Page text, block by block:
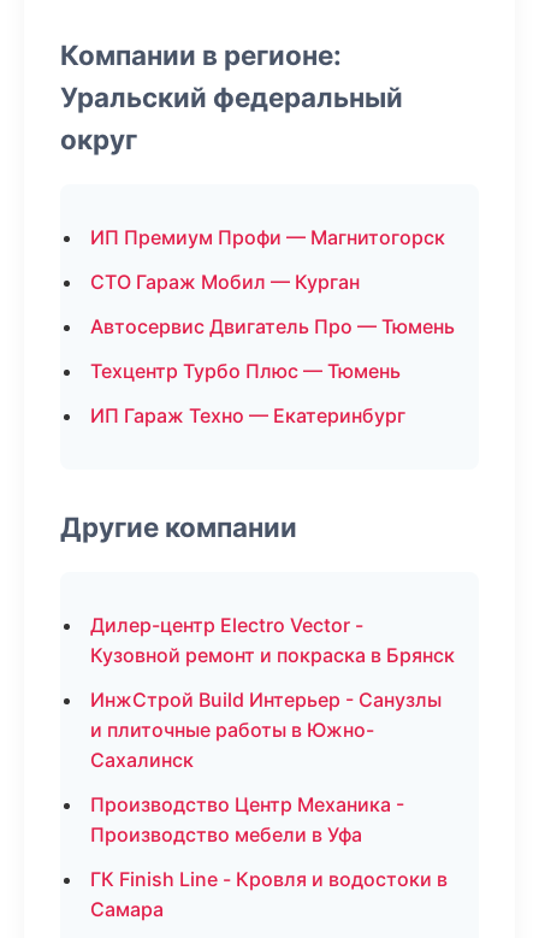
Компании в регионе:
Уральский федеральный
округ
ИП Премиум Профи — Магнитогорск
СТО Гараж Мобил — Курган
Автосервис Двигатель Про — Тюмень
Техцентр Турбо Плюс — Тюмень
ИП Гараж Техно — Екатеринбург
Другие компании
Дилер-центр Electro Vector -
Кузовной ремонт и покраска в Брянск
ИнжСтрой Build Интерьер - Санузлы
и плиточные работы в Южно-
Сахалинск
Производство Центр Механика -
Производство мебели в Уфа
ГК Finish Line - Кровля и водостоки в
Самара